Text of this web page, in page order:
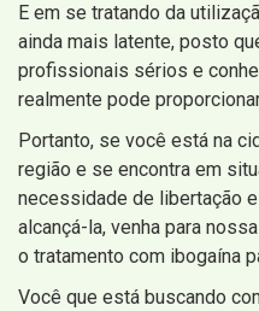
E em se tratando da
ainda mais latente, posto
profissionais sérios e
realmente pode
Portanto, se você está na
região e se encontra em
necessidade de libertação
alcançá-la, venha para
o tratamento com ibogaína
Você que está buscando